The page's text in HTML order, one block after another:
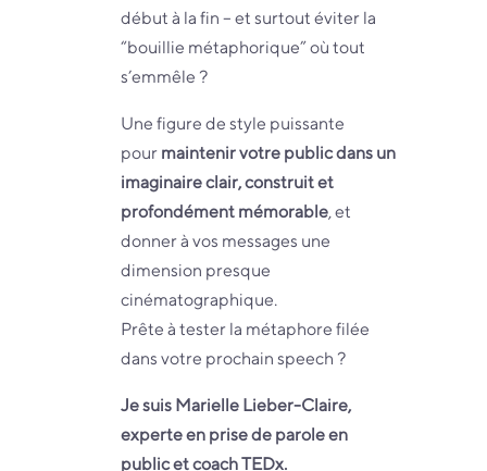
début à la fin – et surtout éviter la
“bouillie métaphorique” où tout
s’emmêle ?
Une figure de style puissante
pour maintenir votre public dans un
imaginaire clair, construit et
profondément mémorable, et
donner à vos messages une
dimension presque
cinématographique.
Prête à tester la métaphore filée
dans votre prochain speech ?
Je suis Marielle Lieber-Claire,
experte en prise de parole en
public et coach TEDx.